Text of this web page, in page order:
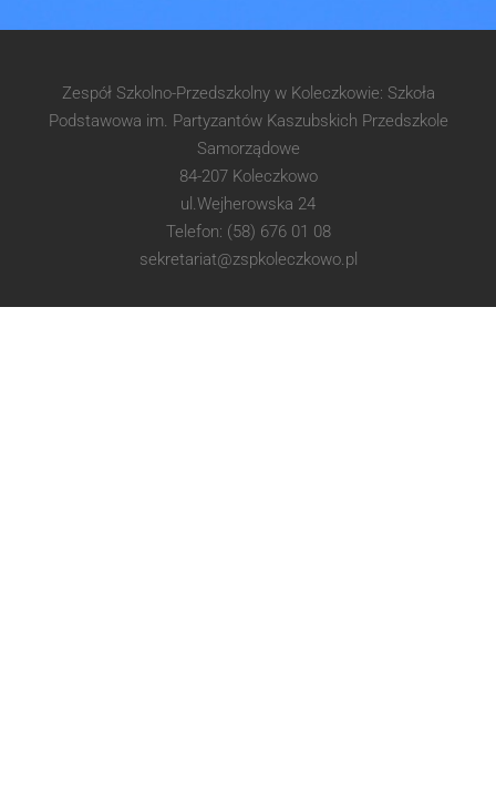
Zespół Szkolno-Przedszkolny w Koleczkowie: Szkoła
Podstawowa im. Partyzantów Kaszubskich Przedszkole
Samorządowe
84-207 Koleczkowo
ul.Wejherowska 24
Telefon: (58) 676 01 08
sekretariat@zspkoleczkowo.pl